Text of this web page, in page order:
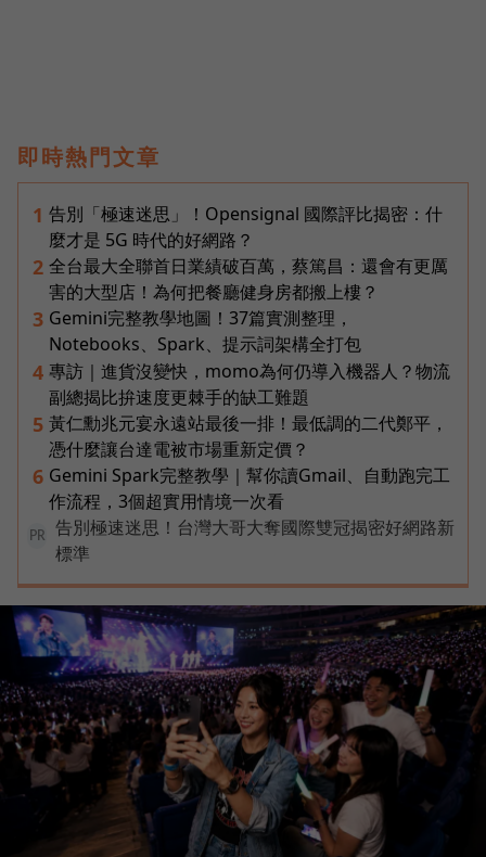
即時熱門文章
1 告別「極速迷思」！Opensignal 國際評比揭密：什
麼才是 5G 時代的好網路？
2 全台最大全聯首日業績破百萬，蔡篤昌：還會有更厲
害的大型店！為何把餐廳健身房都搬上樓？
3 Gemini完整教學地圖！37篇實測整理，
Notebooks、Spark、提示詞架構全打包
4 專訪｜進貨沒變快，momo為何仍導入機器人？物流
副總揭比拚速度更棘手的缺工難題
5 黃仁勳兆元宴永遠站最後一排！最低調的二代鄭平，
憑什麼讓台達電被市場重新定價？
6 Gemini Spark完整教學｜幫你讀Gmail、自動跑完工
作流程，3個超實用情境一次看
PR
告別極速迷思！台灣大哥大奪國際雙冠揭密好網路新
標準